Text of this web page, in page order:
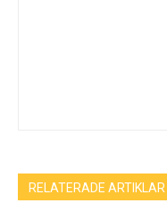
RELATERADE ARTIKLAR